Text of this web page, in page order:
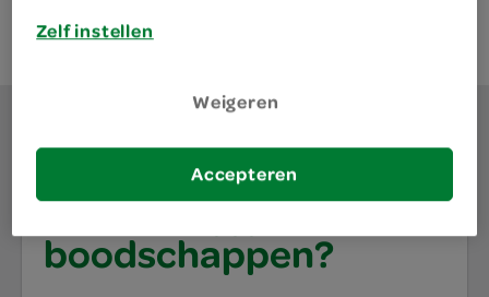
waar doe jij je
boodschappen?
Zelf instellen
Weigeren
Accepteren